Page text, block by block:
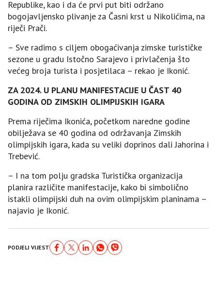
Republike, kao i da će prvi put biti održano
bogojavljensko plivanje za Časni krst u Nikolićima, na
riječi Prači.
– Sve radimo s ciljem obogaćivanja zimske turističke
sezone u gradu Istočno Sarajevo i privlačenja što
većeg broja turista i posjetilaca – rekao je Ikonić.
ZA 2024. U PLANU MANIFESTACIЈE U ČAST 40
GODINA OD ZIMSKIH OLIMPIЈSKIH IGARA
Prema riječima Ikonića, početkom naredne godine
obilježava se 40 godina od održavanja Zimskih
olimpijskih igara, kada su veliki doprinos dali Јahorina i
Trebević.
– I na tom polju gradska Turistička organizacija
planira različite manifestacije, kako bi simbolično
istakli olimpijski duh na ovim olimpijskim planinama –
najavio je Ikonić.
PODJELI VIJEST